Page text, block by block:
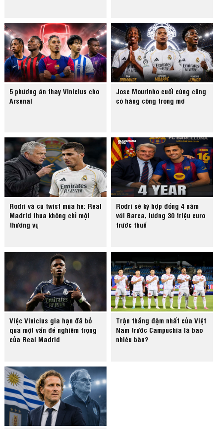
5 phương án thay Vinicius cho
Arsenal
Jose Mourinho cuối cùng cũng
có hàng công trong mơ
Rodri và cú twist mùa hè: Real
Madrid thua không chỉ một
thương vụ
Rodri sẽ ký hợp đồng 4 năm
với Barca, lương 30 triệu euro
trước thuế
Việc Vinicius gia hạn đã bỏ
qua một vấn đề nghiêm trọng
của Real Madrid
Trận thắng đậm nhất của Việt
Nam trước Campuchia là bao
nhiêu bàn?